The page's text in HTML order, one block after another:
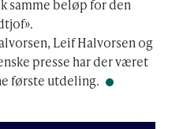
samme beløp for den
Leif Halvorsen og
presse har der været
første utdeling.